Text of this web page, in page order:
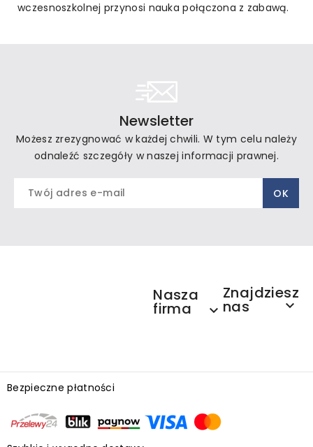
wczesnoszkolnej przynosi nauka połączona z zabawą.
Newsletter
Możesz zrezygnować w każdej chwili. W tym celu należy
odnaleźć szczegóły w naszej informacji prawnej.
Nasza
firma 
Znajdziesz
nas 
Bezpieczne płatności